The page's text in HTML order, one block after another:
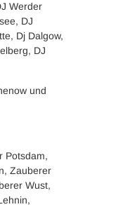
Werder
DJ
Dj Dalgow,
DJ
und
Potsdam,
Zauberer
Wust,